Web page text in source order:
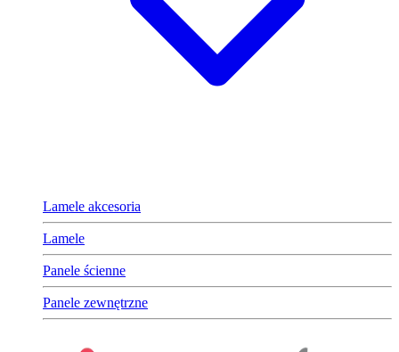
Lamele akcesoria
Lamele
Panele ścienne
Panele zewnętrzne